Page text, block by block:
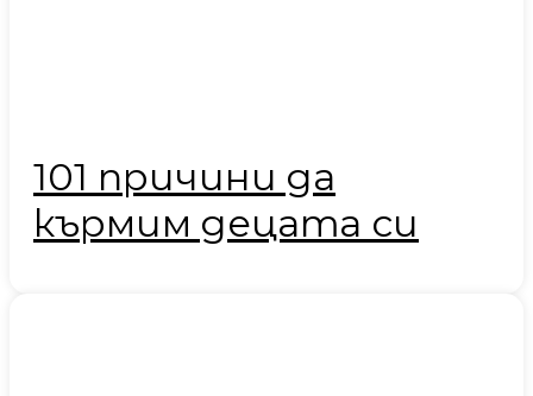
101 причини да
кърмим децата си